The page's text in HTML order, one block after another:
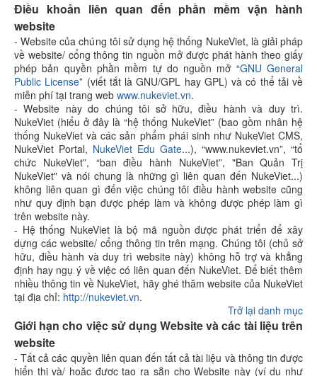
Điều khoản liên quan đến phần mềm vận hành
website
- Website của chúng tôi sử dụng hệ thống NukeViet, là giải pháp
về website/ cổng thông tin nguồn mở được phát hành theo giấy
phép bản quyền phần mềm tự do nguồn mở “GNU General
Public License” (viết tắt là GNU/GPL hay GPL) và có thể tải về
miễn phí tại trang web www.nukeviet.vn.
- Website này do chúng tôi sở hữu, điều hành và duy trì.
NukeViet (hiểu ở đây là “hệ thống NukeViet” (bao gồm nhân hệ
thống NukeViet và các sản phẩm phái sinh như NukeViet CMS,
NukeViet Portal, NukeViet Edu Gate...), “www.nukeviet.vn”, “tổ
chức NukeViet”, “ban điều hành NukeViet”, "Ban Quản Trị
NukeViet" và nói chung là những gì liên quan đến NukeViet...)
không liên quan gì đến việc chúng tôi điều hành website cũng
như quy định bạn được phép làm và không được phép làm gì
trên website này.
- Hệ thống NukeViet là bộ mã nguồn được phát triển để xây
dựng các website/ cổng thông tin trên mạng. Chúng tôi (chủ sở
hữu, điều hành và duy trì website này) không hỗ trợ và khẳng
định hay ngụ ý về việc có liên quan đến NukeViet. Để biết thêm
nhiều thông tin về NukeViet, hãy ghé thăm website của NukeViet
tại địa chỉ: http://nukeviet.vn.
Trở lại danh mục
Giới hạn cho việc sử dụng Website và các tài liệu trên
website
- Tất cả các quyền liên quan đến tất cả tài liệu và thông tin được
hiển thị và/ hoặc được tạo ra sẵn cho Website này (ví dụ như